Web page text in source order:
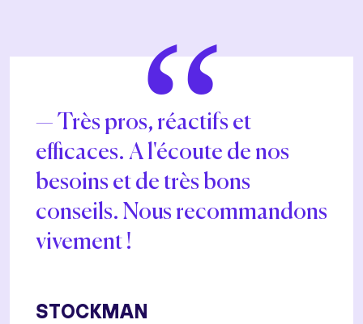
“
Très pros, réactifs et
efficaces. A l'écoute de nos
besoins et de très bons
conseils. Nous recommandons
vivement !
STOCKMAN